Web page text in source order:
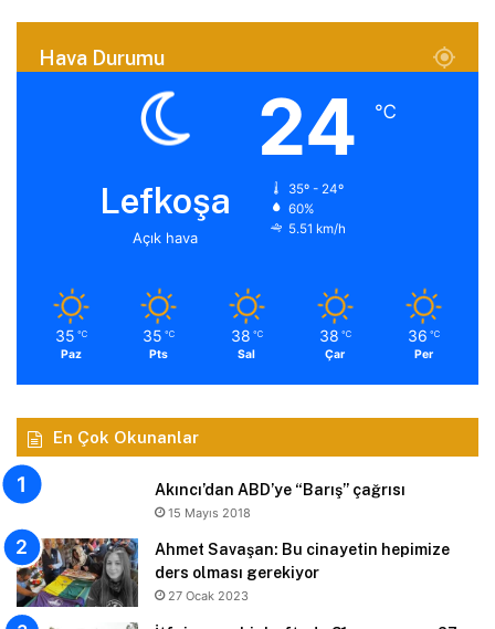
Hava Durumu
Lefkoşa
Açık hava
24 ℃
35º - 24º
60%
5.51 km/h
35 ℃
Paz
35 ℃
Pts
38 ℃
Sal
38 ℃
Çar
36 ℃
Per
En Çok Okunanlar
Akıncı’dan ABD’ye “Barış” çağrısı
15 Mayıs 2018
Ahmet Savaşan: Bu cinayetin hepimize
ders olması gerekiyor
27 Ocak 2023